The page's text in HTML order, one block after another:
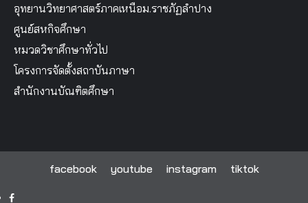
อุทยานวิทยาศาสตร์ภาคเหนือม.ราชภัฏลำปาง
ศูนย์สหกิจศึกษา
หมวดวิชาศึกษาทั่วไป
โครงการจัดตั้งสถาบันภาษา
สำนักงานบัณฑิตศึกษา
facebook youtube instagram tiktok
facebook